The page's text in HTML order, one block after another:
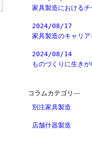
家具製造における
2024/08/17
家具製造のキャリ
2024/08/14
ものづくりに生き
コラムカテゴリ―
別注家具製造
店舗什器製造